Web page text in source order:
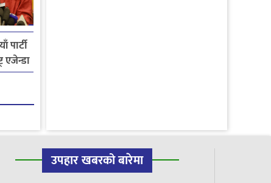
पार्टी
एजेन्डा
उपहार खबरको बारेमा